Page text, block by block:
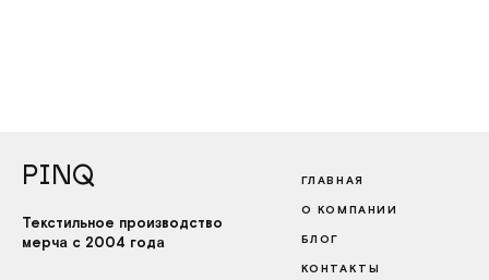
PINQ
Текстильное производство
мерча с 2004 года
ГЛАВНАЯ
О КОМПАНИИ
БЛОГ
КОНТАКТЫ